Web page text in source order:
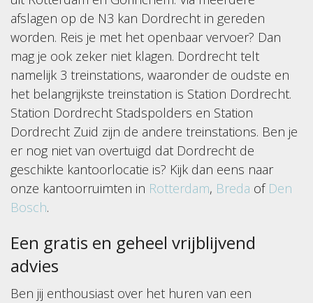
afslagen op de N3 kan Dordrecht in gereden
worden. Reis je met het openbaar vervoer? Dan
mag je ook zeker niet klagen. Dordrecht telt
namelijk 3 treinstations, waaronder de oudste en
het belangrijkste treinstation is Station Dordrecht.
Station Dordrecht Stadspolders en Station
Dordrecht Zuid zijn de andere treinstations. Ben je
er nog niet van overtuigd dat Dordrecht de
geschikte kantoorlocatie is? Kijk dan eens naar
onze kantoorruimten in Rotterdam, Breda of Den
Bosch.
Een gratis en geheel vrijblijvend
advies
Ben jij enthousiast over het huren van een